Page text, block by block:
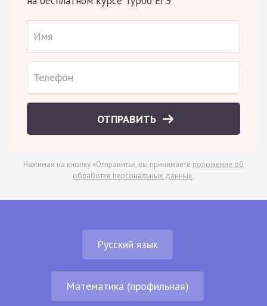
ОТПРАВИТЬ
Нажимая на кнопку «Отправить», вы принимаете положение об
обработке персональных данных.
Русский язык
Математика (профильная)